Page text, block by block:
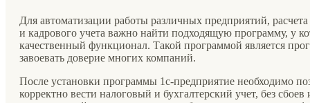
Для автоматизации работы различных предприятий,
и кадрового учета важно найти подходящую программу, у
качественный функционал. Такой программой является
завоевать доверие многих компаний.
После установки программы 1с-предприятие необходимо
корректно вести налоговый и бухгалтерский учет, без